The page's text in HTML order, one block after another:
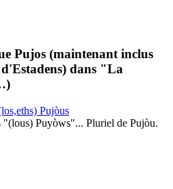
Pujos (maintenant inclus
dans "La
Pujòus
"(lous) Puyòws"... Pluriel de Pujòu.